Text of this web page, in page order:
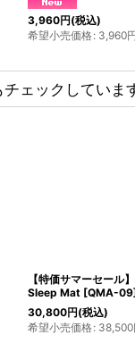
3,960円(税込)
希望小売価格: 3,960
ェックしていま
希